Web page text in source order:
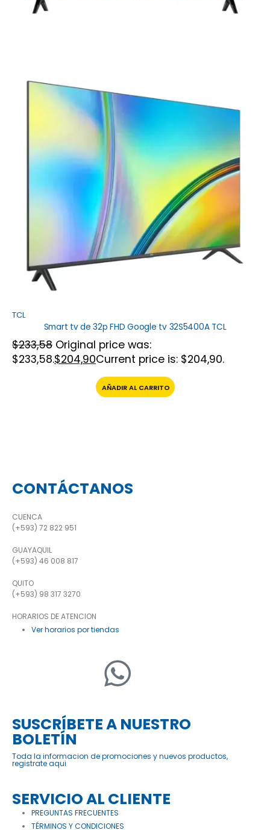
TCL
Smart tv de 32p FHD Google tv 32S5400A TCL
$233,58 Original price was:
$233,58.$204,90Current price is: $204,90.
AÑADIR AL CARRITO
CONTÁCTANOS
CUENCA
(+593) 72 822 951
GUAYAQUIL
(+593) 46 008 817
QUITO
(+593) 98 317 3270
HORARIOS DE ATENCION
Ver horarios por tiendas
SUSCRÍBETE A NUESTRO
BOLETÍN
Toda la informacion de promociones y nuevos productos,
registrate aqui
SERVICIO AL CLIENTE
PREGUNTAS FRECUENTES
TÉRMINOS Y CONDICIONES